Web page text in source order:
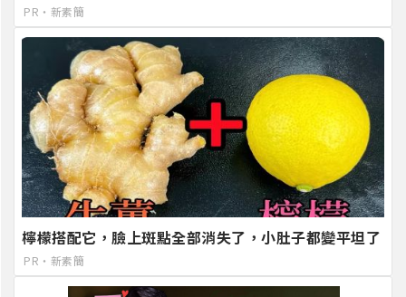
PR・新素簡
檸檬搭配它，臉上斑點全部消失了，小肚子都變平坦了
PR・新素簡